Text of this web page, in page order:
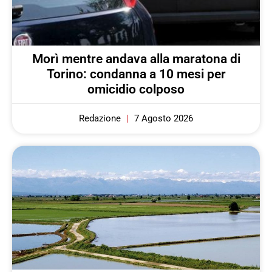
Morì mentre andava alla maratona di
Torino: condanna a 10 mesi per
omicidio colposo
Redazione 7 Agosto 2026